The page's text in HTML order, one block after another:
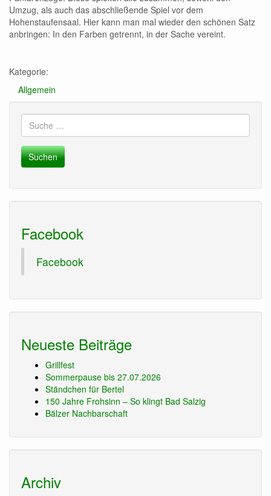
Umzug, als auch das abschließende Spiel vor dem
Hohenstaufensaal. Hier kann man mal wieder den schönen Satz
anbringen: In den Farben getrennt, in der Sache vereint.
Kategorie:
Allgemein
Suche
nach:
Facebook
Facebook
Neueste Beiträge
Grillfest
Sommerpause bis 27.07.2026
Ständchen für Bertel
150 Jahre Frohsinn – So klingt Bad Salzig
Bälzer Nachbarschaft
Archiv